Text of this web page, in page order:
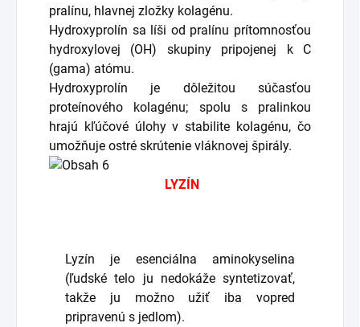
pralínu, hlavnej zložky kolagénu.
Hydroxyprolín sa líši od pralínu prítomnosťou
hydroxylovej (OH) skupiny pripojenej k C
(gama) atómu.
Hydroxyprolín je dôležitou súčasťou
proteínového kolagénu; spolu s pralinkou
hrajú kľúčové úlohy v stabilite kolagénu, čo
umožňuje ostré skrútenie vláknovej špirály.
LYZÍN
Lyzín je esenciálna aminokyselina
(ľudské telo ju nedokáže syntetizovať,
takže ju možno užiť iba vopred
pripravenú s jedlom).